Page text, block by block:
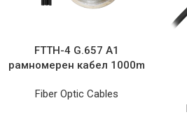
FTTH-4 G.657 A1
рамномерен кабел 1000m
Fiber Optic Cables